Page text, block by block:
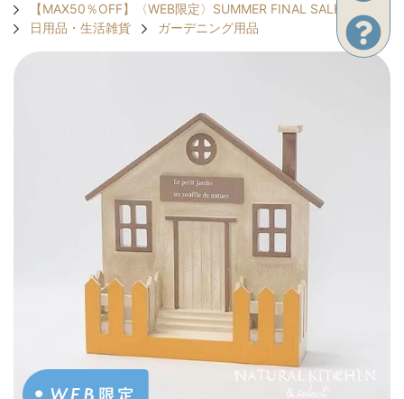
【MAX50％OFF】〈WEB限定〉SUMMER FINAL SALE
日用品・生活雑貨
ガーデニング用品